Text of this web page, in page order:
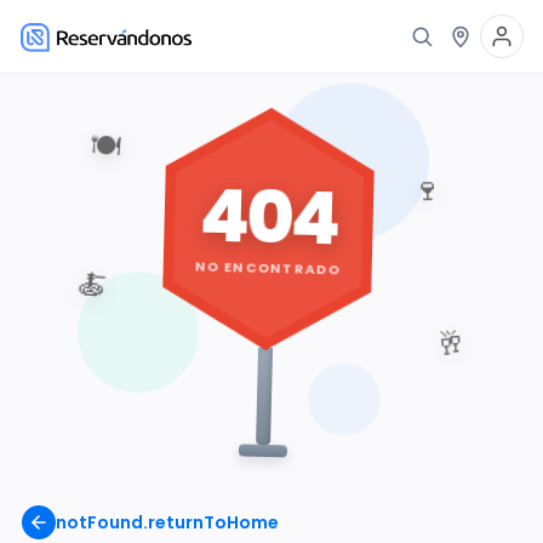
notFound.returnToHome
🍽️
🍷
🥂
🍝
404
NO ENCONTRADO